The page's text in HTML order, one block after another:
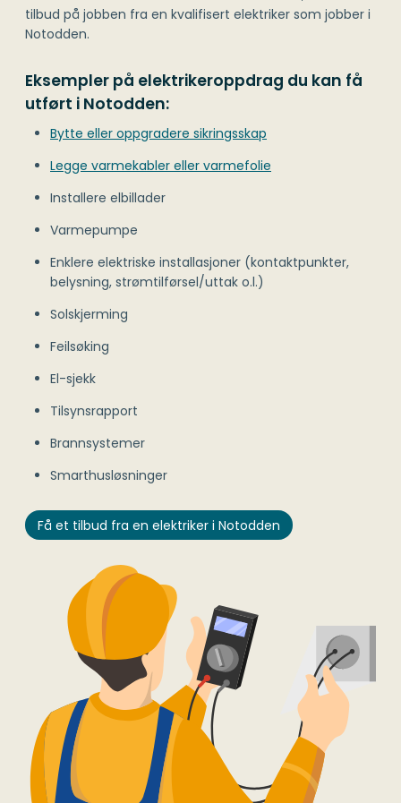
tilbud på jobben fra en kvalifisert elektriker som jobber i
Notodden.
Eksempler på elektrikeroppdrag du kan få
utført i Notodden:
Bytte eller oppgradere sikringsskap
Legge varmekabler eller varmefolie
Installere elbillader
Varmepumpe
Enklere elektriske installasjoner (kontaktpunkter,
belysning, strømtilførsel/uttak o.l.)
Solskjerming
Feilsøking
El-sjekk
Tilsynsrapport
Brannsystemer
Smarthusløsninger
Få et tilbud fra en elektriker i Notodden